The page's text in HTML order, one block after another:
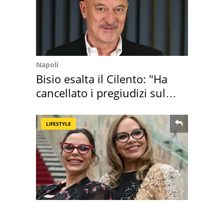
Napoli
Bisio esalta il Cilento: "Ha
cancellato i pregiudizi sul
LIFESTYLE